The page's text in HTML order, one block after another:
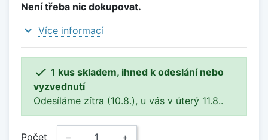
Není třeba nic dokupovat.
expand_more Více informací
 1 kus skladem, ihned k odeslání nebo
vyzvednutí
Odesíláme zítra (10.8.), u vás v úterý 11.8..
Počet − +